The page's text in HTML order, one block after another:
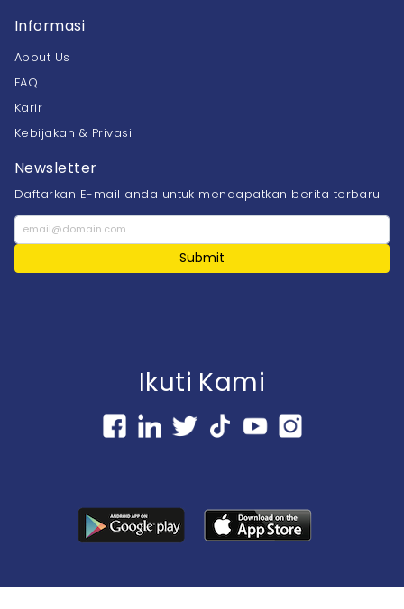
Informasi
About Us
FAQ
Karir
Kebijakan & Privasi
Newsletter
Daftarkan E-mail anda untuk mendapatkan berita terbaru
Submit
Ikuti Kami